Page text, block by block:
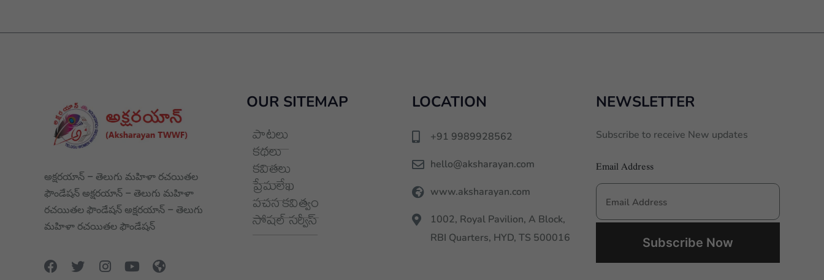
అక్షరయాన్ – తెలుగు మహిళా రచయితల
ఫౌండేషన్ అక్షరయాన్ – తెలుగు మహిళా
రచయితల ఫౌండేషన్ అక్షరయాన్ – తెలుగు
మహిళా రచయితల ఫౌండేషన్
OUR SITEMAP
పాటలు
కథలు
కవితలు
ప్రేమలేఖ
వచన కవిత్వం
సోషల్ సర్వీస్
LOCATION
+91 9989928562
hello@aksharayan.com
www.aksharayan.com
1002, Royal Pavilion, A Block,
RBI Quarters, HYD, TS 500016
NEWSLETTER
Subscribe to receive New updates
Email Address